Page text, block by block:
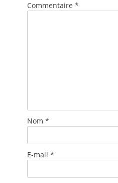
Commentaire *
Nom *
E-mail *